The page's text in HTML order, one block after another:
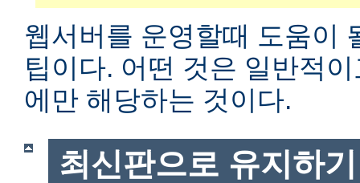
웹서버를 운영할때 도움이
팁이다. 어떤 것은 일반적
에만 해당하는 것이다.
최신판으로 유지하기